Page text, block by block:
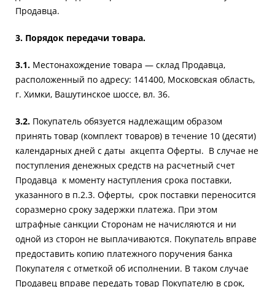
Продавца.
3. Порядок передачи товара.
3.1. Местонахождение товара — склад Продавца,
расположенный по адресу: 141400, Московская область,
г. Химки, Вашутинское шоссе, вл. 36.
3.2. Покупатель обязуется надлежащим образом
принять товар (комплект товаров) в течение 10 (десяти)
календарных дней с даты акцепта Оферты. В случае не
поступления денежных средств на расчетный счет
Продавца к моменту наступления срока поставки,
указанного в п.2.3. Оферты, срок поставки переносится
соразмерно сроку задержки платежа. При этом
штрафные санкции Сторонам не начисляются и ни
одной из сторон не выплачиваются. Покупатель вправе
предоставить копию платежного поручения банка
Покупателя с отметкой об исполнении. В таком случае
Продавец вправе передать товар Покупателю в срок,